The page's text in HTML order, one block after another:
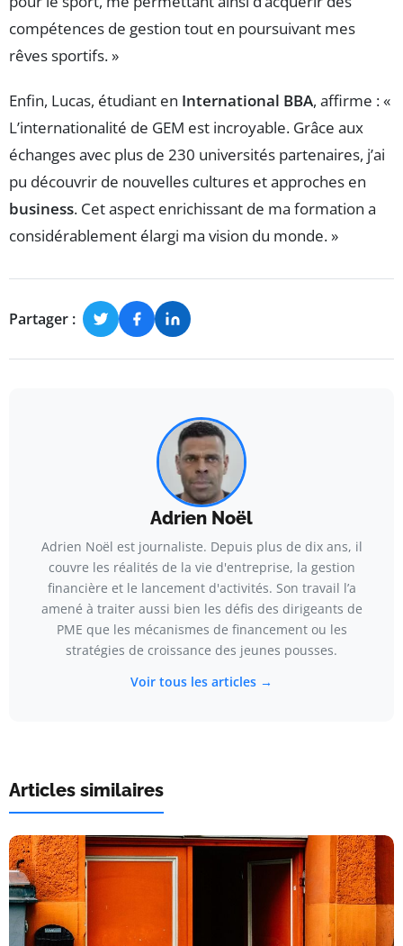
compétences de gestion tout en poursuivant mes
rêves sportifs. »
Enfin, Lucas, étudiant en International BBA, affirme : «
L’internationalité de GEM est incroyable. Grâce aux
échanges avec plus de 230 universités partenaires, j’ai
pu découvrir de nouvelles cultures et approches en
business. Cet aspect enrichissant de ma formation a
considérablement élargi ma vision du monde. »
Partager :
Adrien Noël
Adrien Noël est journaliste. Depuis plus de dix ans, il
couvre les réalités de la vie d'entreprise, la gestion
financière et le lancement d'activités. Son travail l’a
amené à traiter aussi bien les défis des dirigeants de
PME que les mécanismes de financement ou les
stratégies de croissance des jeunes pousses.
Voir tous les articles →
Articles similaires